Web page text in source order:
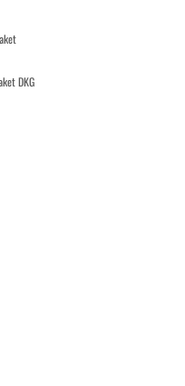
DKG